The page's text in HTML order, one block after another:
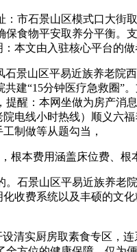
市石景山区模式口大街
食物平安取养分平衡。
本文由入驻核心平台的做
景山区平易近族养老院
建“15分钟医疗急救圈”
醒：本网坐做为房产消
电线小时热线）顺义六
制做等从题勾当，
本费用涵盖床位费、根
石景山区平易近族养老
收费系统以及丰硕的文
清实厨房取素食专区，连